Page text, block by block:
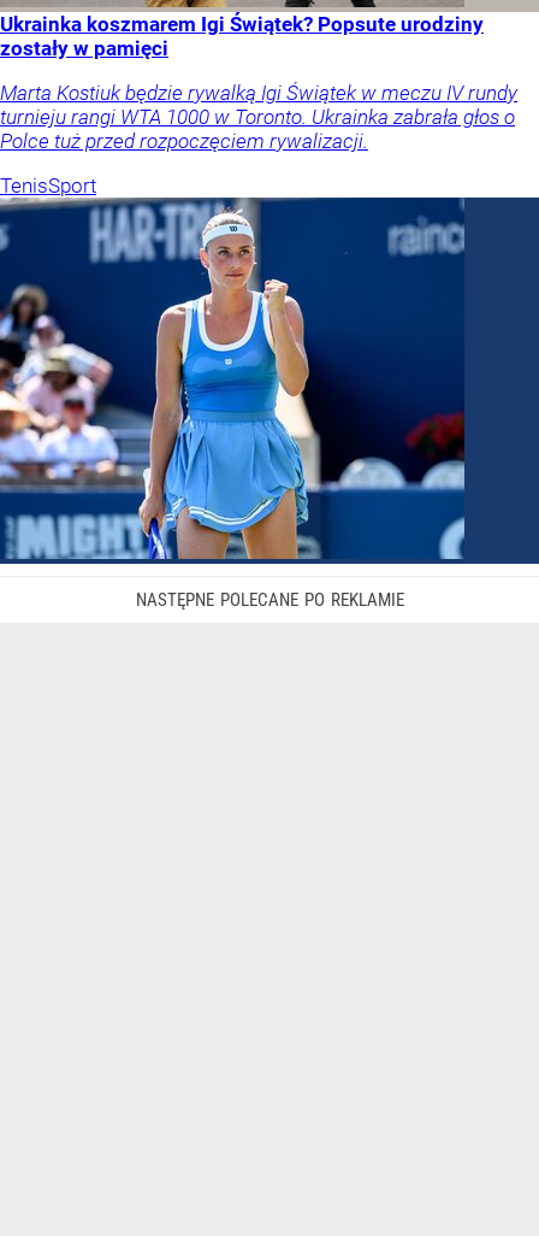
Ukrainka koszmarem Igi Świątek? Popsute urodziny
zostały w pamięci
Marta Kostiuk będzie rywalką Igi Świątek w meczu IV rundy
turnieju rangi WTA 1000 w Toronto. Ukrainka zabrała głos o
Polce tuż przed rozpoczęciem rywalizacji.
TenisSport